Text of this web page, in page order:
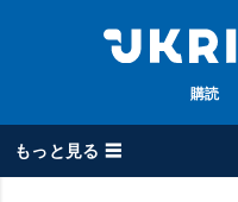
購読
もっと見る ☰